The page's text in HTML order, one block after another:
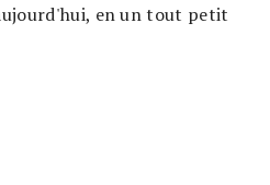
en un tout petit